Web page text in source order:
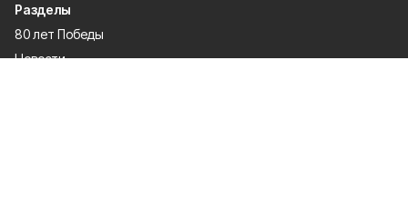
Разделы
80 лет Победы
Новости